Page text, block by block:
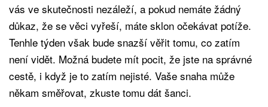
vás ve skutečnosti nezáleží, a pokud nemáte žádný
důkaz, že se věci vyřeší, máte sklon očekávat potíže.
Tenhle týden však bude snazší věřit tomu, co zatím
není vidět. Možná budete mít pocit, že jste na správné
cestě, i když je to zatím nejisté. Vaše snaha může
někam směřovat, zkuste tomu dát šanci.